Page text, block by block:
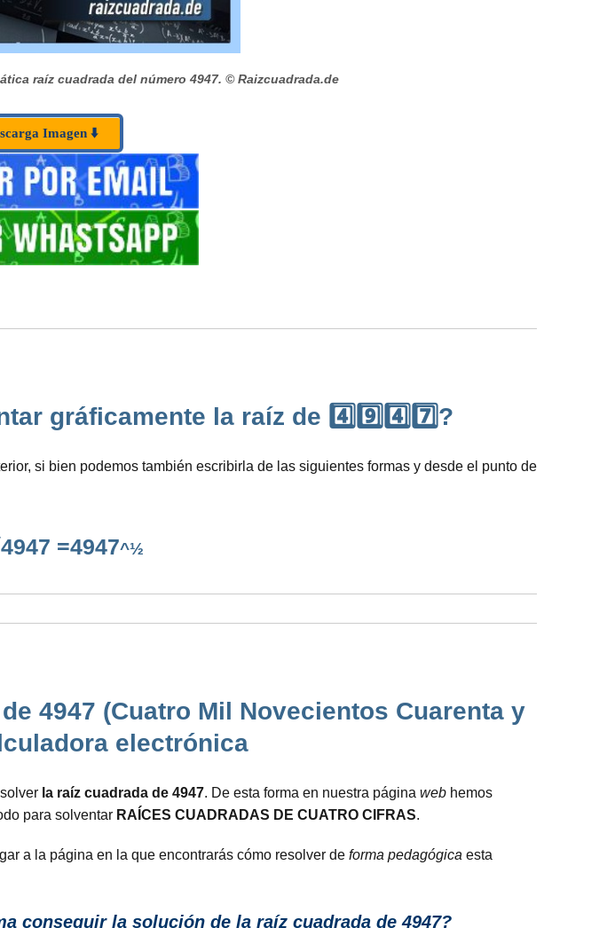
raíz cuadrada del número 4947. © Raizcuadrada.de
Imagen ⬇️
gráficamente la raíz de 4️⃣9️⃣4️⃣7️⃣?
si bien podemos también escribirla de las siguientes formas y desde el punto de
=4947^½
4947 (Cuatro Mil Novecientos Cuarenta y
electrónica
la raíz cuadrada de 4947. De esta forma en nuestra página web hemos
para solventar RAÍCES CUADRADAS DE CUATRO CIFRAS.
a la página en la que encontrarás cómo resolver de forma pedagógica esta
conseguir la solución de la raíz cuadrada de 4947?